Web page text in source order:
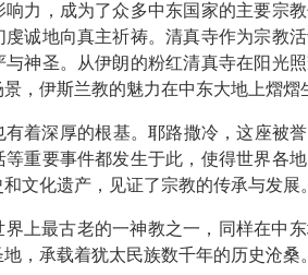
响力，成为了众多中东国家的主要宗
虔诚地向真主祈祷。清真寺作为宗教
神圣。从伊朗的粉红清真寺在阳光
，伊斯兰教的魅力在中东大地上熠熠
有着深厚的根基。耶路撒冷，这座被
重要事件都发生于此，使得世界各
文化遗产，见证了宗教的传承与发展
界上最古老的一神教之一，同样在中
，承载着犹太民族数千年的历史沧桑